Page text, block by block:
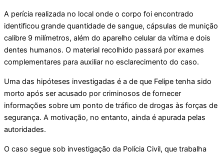
A perícia realizada no local onde o corpo foi encontrado
identificou grande quantidade de sangue, cápsulas de munição
calibre 9 milímetros, além do aparelho celular da vítima e dois
dentes humanos. O material recolhido passará por exames
complementares para auxiliar no esclarecimento do caso.
Uma das hipóteses investigadas é a de que Felipe tenha sido
morto após ser acusado por criminosos de fornecer
informações sobre um ponto de tráfico de drogas às forças de
segurança. A motivação, no entanto, ainda é apurada pelas
autoridades.
O caso segue sob investigação da Polícia Civil, que trabalha